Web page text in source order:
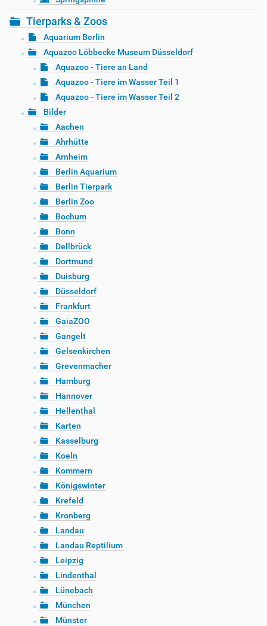
Tierparks & Zoos
Aquarium Berlin
Aquazoo Löbbecke Museum Düsseldorf
Aquazoo - Tiere an Land
Aquazoo - Tiere im Wasser Teil 1
Aquazoo - Tiere im Wasser Teil 2
Bilder
Aachen
Ahrhütte
Arnheim
Berlin Aquarium
Berlin Tierpark
Berlin Zoo
Bochum
Bonn
Dellbrück
Dortmund
Duisburg
Düsseldorf
Frankfurt
GaiaZOO
Gangelt
Gelsenkirchen
Grevenmacher
Hamburg
Hannover
Hellenthal
Karten
Kasselburg
Koeln
Kommern
Königswinter
Krefeld
Kronberg
Landau
Landau Reptilium
Leipzig
Lindenthal
Lünebach
München
Münster